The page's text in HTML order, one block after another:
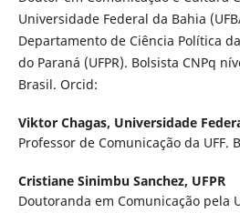
Universidade Federal da Bahia
Departamento de Ciência Política
do Paraná (UFPR). Bolsista CNPq
Brasil. Orcid:
Viktor Chagas, Universidade
Professor de Comunicação da UFF.
Cristiane Sinimbu Sanchez, UFPR
Doutoranda em Comunicação pela